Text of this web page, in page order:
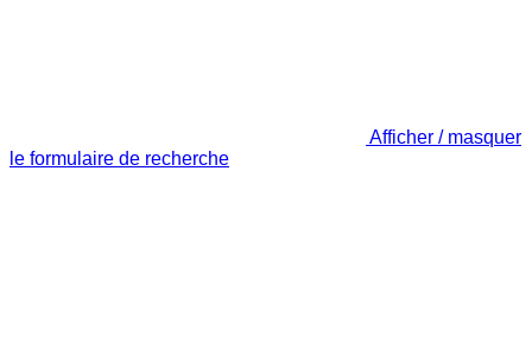
Afficher / masquer
le formulaire de recherche